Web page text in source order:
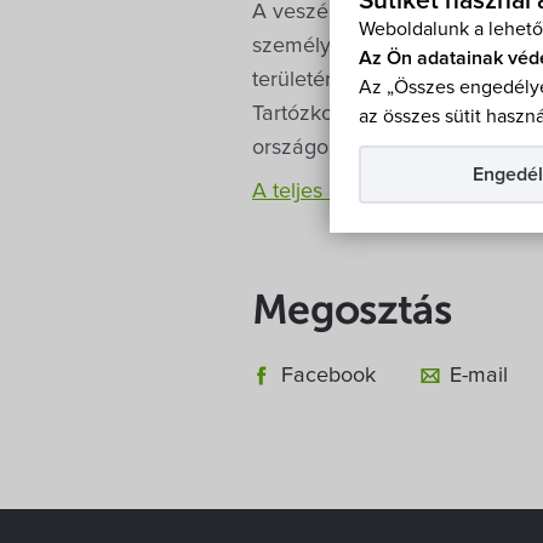
Weboldalunk a
Az Ön adatainak
Az „Összes
az összes sütit
A veszélyhelyzettel
személyforgalomban a
területére, akik hazánkban
Tartózkodási kártyával nem
országos rendőrfőkapitány-
A teljes rendelet
Megosztás
Facebook E-mail